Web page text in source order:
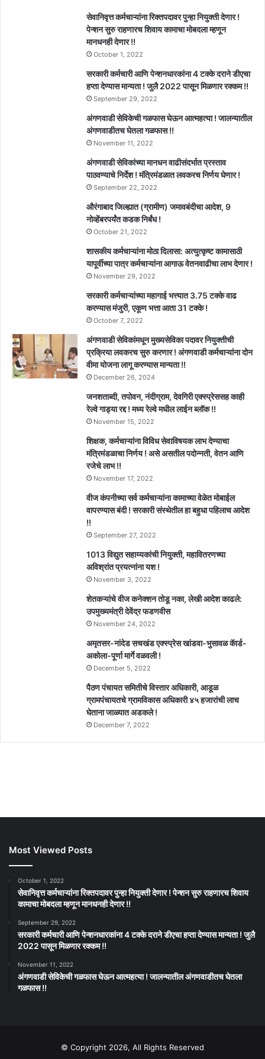
सेवानिवृत्त कर्मचाऱ्यांना रिक्तपदावर पुन्हा नियुक्ती देणार !
पेन्शन सुरु राहणारच शिवाय कामाचा मोबदला म्हणून
मानधनही देणार !!
October 1, 2022
सरकारी कर्मचारी आणि पेन्शनधारकांना 4 टक्के दराने डीएचा
हप्ता देण्यास मान्यता ! जुलै 2022 पासून मिळणार रक्कम !!
September 29, 2022
अंगणवाडी सेविकेची गळफास घेऊन आत्महत्या ! जालन्यातील
अंगणवाडीतच घेतला गळफास !!
November 11, 2022
अंगणवाडी सेविकांच्या मानधन वाढीसंदर्भात प्रस्ताव
पाठवण्याचे निर्देश ! मंत्रिमंडळात लवकरच निर्णय घेणार !
September 22, 2022
औरंगाबाद जिल्ह्यात (ग्रामीण) जमावबंदीचा आदेश, 9
नोव्हेंबरपर्यंत कडक निर्बंध !
October 21, 2022
शासकीय कर्मचाऱ्यांना मोठा दिलासा: अत्युत्कृष्ट कामासाठी
यापूर्वीच्या पात्र कर्मचाऱ्यांना आगाऊ वेतनवाढीचा लाभ देणार !
November 29, 2022
सरकारी कर्मचाऱ्यांच्या महागाई भत्त्यात 3.75 टक्के वाढ
करण्यास मंजुरी, एकूण भत्ता आता 31 टक्के !
October 7, 2022
अंगणवाडी सेविकांमधून मुख्यसेविका पदावर नियुक्तीची
प्रक्रिया लवकरच सुरु करणार ! अंगणवाडी कर्मचाऱ्यांना दोन
वीमा योजना लागू करण्यास मान्यता !!
December 26, 2024
जनशताब्दी, तपोवन, नंदीग्राम, देवगिरी एक्स्प्रेससह काही
रेल्वे गाड्या रद्द ! मध्य रेल्वे मधील लाईन ब्लॉक !!
November 15, 2022
शिक्षक, कर्मचाऱ्यांना विविध सेवाविषयक लाभ देण्याचा
मंत्रिमंडळाचा निर्णय ! असे असतील पदोन्नती, वेतन आणि
रजेचे लाभ !!
November 17, 2022
वीज कंपनीच्या सर्व कर्मचाऱ्यांना कामाच्या वेळेत मोबाईल
वापरण्यास बंदी ! सरकारी संस्थेतील हा बहुधा पहिलाच आदेश
!!
September 27, 2022
1013 विद्युत सहाय्यकांची नियुक्ती, महावितरणच्या
अविश्रांत प्रयत्नांना यश !
November 3, 2022
शेतकऱ्यांचे वीज कनेक्शन तोडू नका, लेखी आदेश काढले:
उपमुख्यमंत्री देवेंद्र फडणवीस
November 24, 2022
अमृतसर-नांदेड सचखंड एक्स्प्रेस खांडवा-भुसावळ कॅार्ड-
अकोला-पूर्णा मार्गे वळवली !
December 5, 2022
पैठण पंचायत समितीचे विस्तार अधिकारी, आडूळ
ग्रामपंचायतचे ग्रामविकास अधिकारी ४५ हजारांची लाच
घेताना जाळ्यात अडकले !
December 7, 2022
Most Viewed Posts
October 1, 2022
सेवानिवृत्त कर्मचाऱ्यांना रिक्तपदावर पुन्हा नियुक्ती देणार ! पेन्शन सुरु राहणारच शिवाय
कामाचा मोबदला म्हणून मानधनही देणार !!
September 29, 2022
सरकारी कर्मचारी आणि पेन्शनधारकांना 4 टक्के दराने डीएचा हप्ता देण्यास मान्यता ! जुलै
2022 पासून मिळणार रक्कम !!
November 11, 2022
अंगणवाडी सेविकेची गळफास घेऊन आत्महत्या ! जालन्यातील अंगणवाडीतच घेतला
गळफास !!
© Copyright 2026, All Rights Reserved